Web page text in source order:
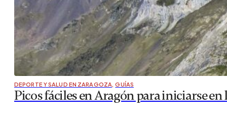
DEPORTE Y SALUD EN ZARAGOZA, GUÍAS
Picos fáciles en Aragón para iniciarse